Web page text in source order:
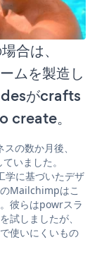
は、
ムを製造し
がcrafts
create。
の数か月後、
いました。
学に基づいたデザ
Mailchimpはこ
彼らはpowrスラ
しましたが、
使いにくいもの